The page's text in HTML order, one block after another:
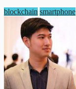
blockchain smartphone